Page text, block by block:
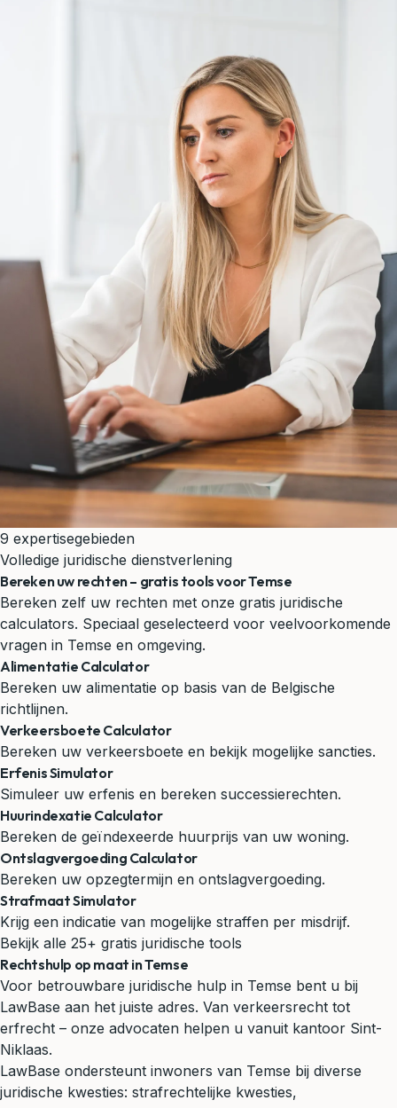
9 expertisegebieden
Volledige juridische dienstverlening
Bereken uw rechten – gratis tools voor Temse
Bereken zelf uw rechten met onze gratis juridische
calculators. Speciaal geselecteerd voor veelvoorkomende
vragen in Temse en omgeving.
Alimentatie Calculator
Bereken uw alimentatie op basis van de Belgische
richtlijnen.
Verkeersboete Calculator
Bereken uw verkeersboete en bekijk mogelijke sancties.
Erfenis Simulator
Simuleer uw erfenis en bereken successierechten.
Huurindexatie Calculator
Bereken de geïndexeerde huurprijs van uw woning.
Ontslagvergoeding Calculator
Bereken uw opzegtermijn en ontslagvergoeding.
Strafmaat Simulator
Krijg een indicatie van mogelijke straffen per misdrijf.
Bekijk alle 25+ gratis juridische tools
Rechtshulp op maat in Temse
Voor betrouwbare juridische hulp in Temse bent u bij
LawBase aan het juiste adres. Van verkeersrecht tot
erfrecht – onze advocaten helpen u vanuit kantoor Sint-
Niklaas.
LawBase ondersteunt inwoners van Temse bij diverse
juridische kwesties: strafrechtelijke kwesties,